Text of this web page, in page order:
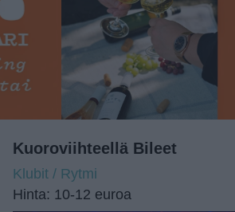
Kuoroviihteellä Bileet
Klubit / Rytmi
Hinta: 10-12 euroa